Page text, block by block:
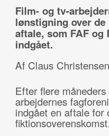
Film- og tv-
lønstigning over
aftale, som FAF
indgået.
Af Claus Christensen
Efter flere
arbejdernes
indgået en aftale
fiktionsoverenskomst.